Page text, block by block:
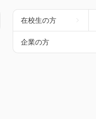
在校生の方
企業の方